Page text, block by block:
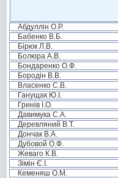
Абдуллін О.Р.
Бабенко В.Б.
Бірюк Л.В.
Болюра А.В.
Бондаренко О.Ф.
Бородін В.В.
Власенко С.В.
Ганущак Ю.І.
Гринів І.О.
Давимука С.А.
Деревляний В.Т.
Дончак В.А.
Дубовой О.Ф.
Жеваго К.В.
Зімін Є.І.
Кеменяш О.М.